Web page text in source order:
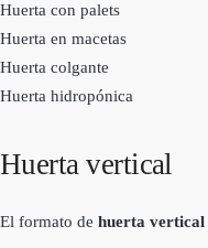
Huerta con palets
Huerta en macetas
Huerta colgante
Huerta hidropónica
Huerta vertical
El formato de huerta vertical